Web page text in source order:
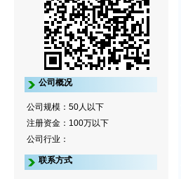
公司概况
公司规模：50人以下
注册资金：100万以下
公司行业：
联系方式